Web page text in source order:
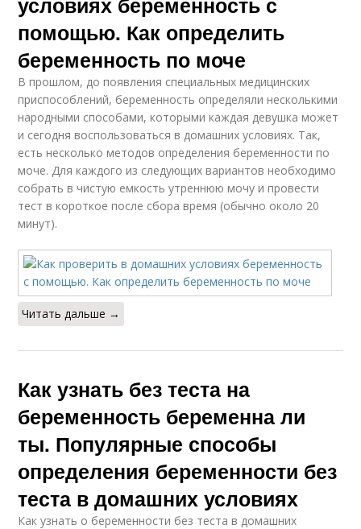
помощью. Как определить
беременность по моче
В прошлом, до появления специальных медицинских
приспособлений, беременность определяли несколькими
народными способами, которыми каждая девушка может
и сегодня воспользоваться в домашних условиях. Так,
есть несколько методов определения беременности по
моче. Для каждого из следующих вариантов необходимо
собрать в чистую емкость утреннюю мочу и провести
тест в короткое после сбора время (обычно около 20
минут).
Читать дальше →
Как узнать без теста на
беременность беременна ли
ты. Популярные способы
определения беременности без
теста в домашних условиях
Как узнать о беременности без теста в домашних